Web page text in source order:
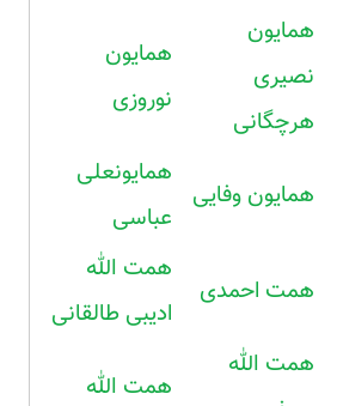
همایون
نصیری
هرچگانی
همایون
نوروزی
همایون وفایی
همایونعلی
عباسی
همت احمدی
همت الله
ادیبی طالقانی
همت الله
همت الله